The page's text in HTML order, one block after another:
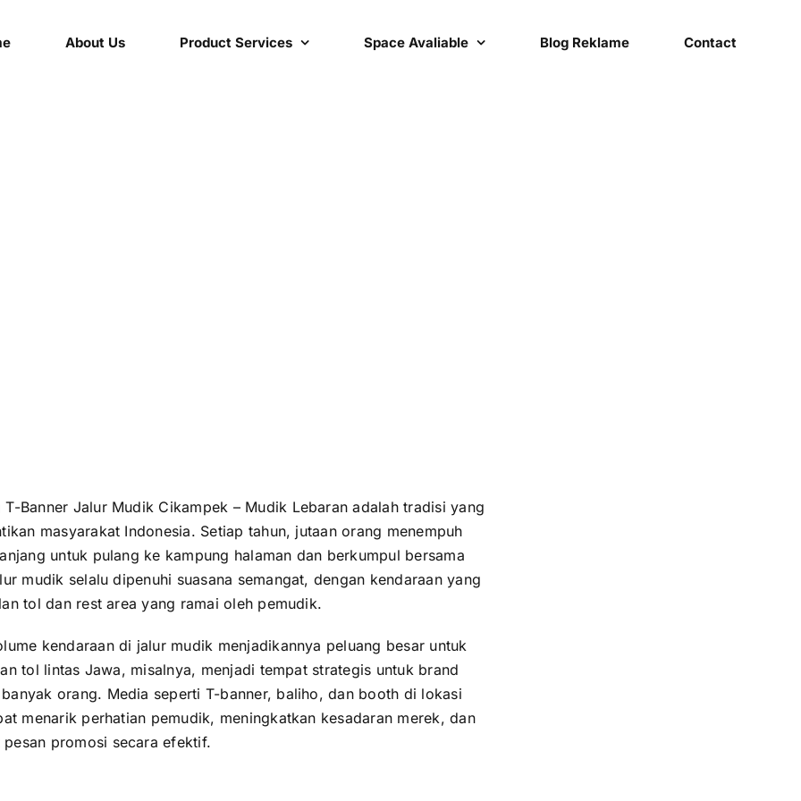
About Us Product Services Space Avaliable Blog Reklame Contact
T-Banner Jalur Mudik Cikampek – Mudik Lebaran adalah tradisi yang
masyarakat Indonesia. Setiap tahun, jutaan orang menempuh
untuk pulang ke kampung halaman dan berkumpul bersama
mudik selalu dipenuhi suasana semangat, dengan kendaraan yang
tol dan rest area yang ramai oleh pemudik.
kendaraan di jalur mudik menjadikannya peluang besar untuk
tol lintas Jawa, misalnya, menjadi tempat strategis untuk brand
banyak orang. Media seperti T-banner, baliho, dan booth di lokasi
menarik perhatian pemudik, meningkatkan kesadaran merek, dan
pesan promosi secara efektif.